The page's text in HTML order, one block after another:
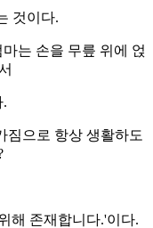
것이다.
는 손을 무릎 위에 얹
.
짐으로 항상 생활하도
해 존재합니다.'이다.